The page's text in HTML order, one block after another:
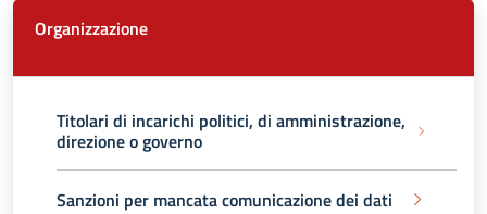
Organizzazione
Titolari di incarichi politici, di amministrazione,
direzione o governo
Sanzioni per mancata comunicazione dei dati